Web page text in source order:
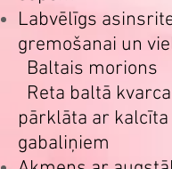
Labvēlīgs
gremošanai un
Baltais morions
Reta baltā
pārklāta ar
gabaliņiem